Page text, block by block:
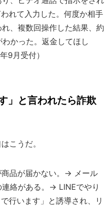
れて入力した。何度か相手
、複数回操作した結果、約
かった。返金してほし
9月受付）
」と言われたら詐欺
こうだ。
品が届かない。→ メール
絡がある。→ LINEでやり
行います」と誘導され、リ